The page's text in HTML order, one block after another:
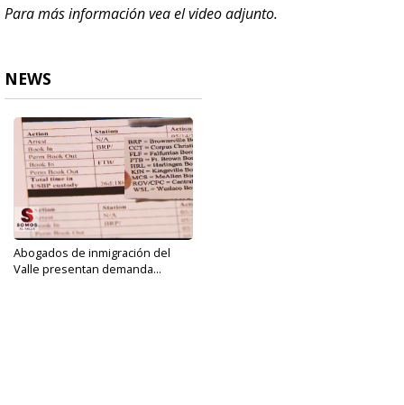
Para más información vea el video adjunto.
NEWS
Abogados de inmigración del
Valle presentan demanda...